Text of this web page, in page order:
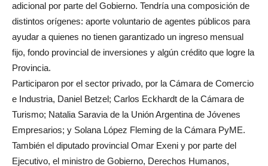
adicional por parte del Gobierno. Tendría una composición de
distintos orígenes: aporte voluntario de agentes públicos para
ayudar a quienes no tienen garantizado un ingreso mensual
fijo, fondo provincial de inversiones y algún crédito que logre la
Provincia.
Participaron por el sector privado, por la Cámara de Comercio
e Industria, Daniel Betzel; Carlos Eckhardt de la Cámara de
Turismo; Natalia Saravia de la Unión Argentina de Jóvenes
Empresarios; y Solana López Fleming de la Cámara PyME.
También el diputado provincial Omar Exeni y por parte del
Ejecutivo, el ministro de Gobierno, Derechos Humanos,